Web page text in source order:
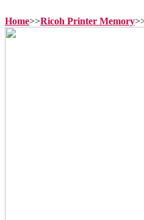
Home>>Ricoh Printer Memory